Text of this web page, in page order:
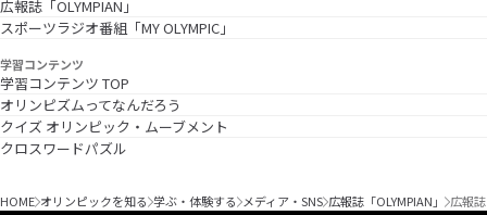
広報誌「OLYMPIAN」
スポーツラジオ番組「MY OLYMPIC」
学習コンテンツ
学習コンテンツ TOP
オリンピズムってなんだろう
クイズ オリンピック・ムーブメント
クロスワードパズル
HOME オリンピックを知る 学ぶ・体験する メディア・SNS 広報誌「OLYMPIAN」 広報